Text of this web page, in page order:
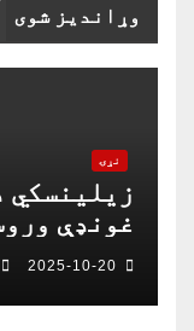
وړاندیز شوی
نړۍ
زیلینسکي
غونډې
په خبرو
چمتو دی
2025-10-20